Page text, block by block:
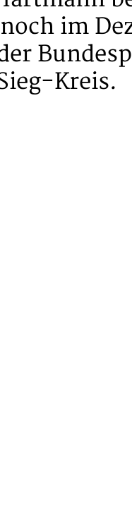
im
Kreis.